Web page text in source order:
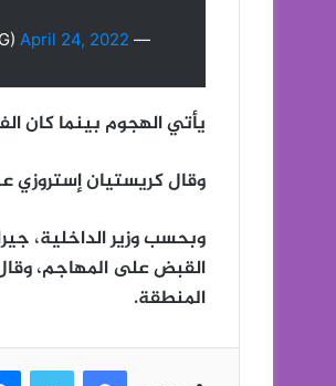
— Stèvelan Chaizy-Gostovitch (@StevelanCG)
April 24, 2022
يأتي الهجوم بينما كان
وقال كريستيان إستروزي
وبحسب وزير الداخلية،
القبض على المهاجم،
المنطقة.
فيسبوك تويتر